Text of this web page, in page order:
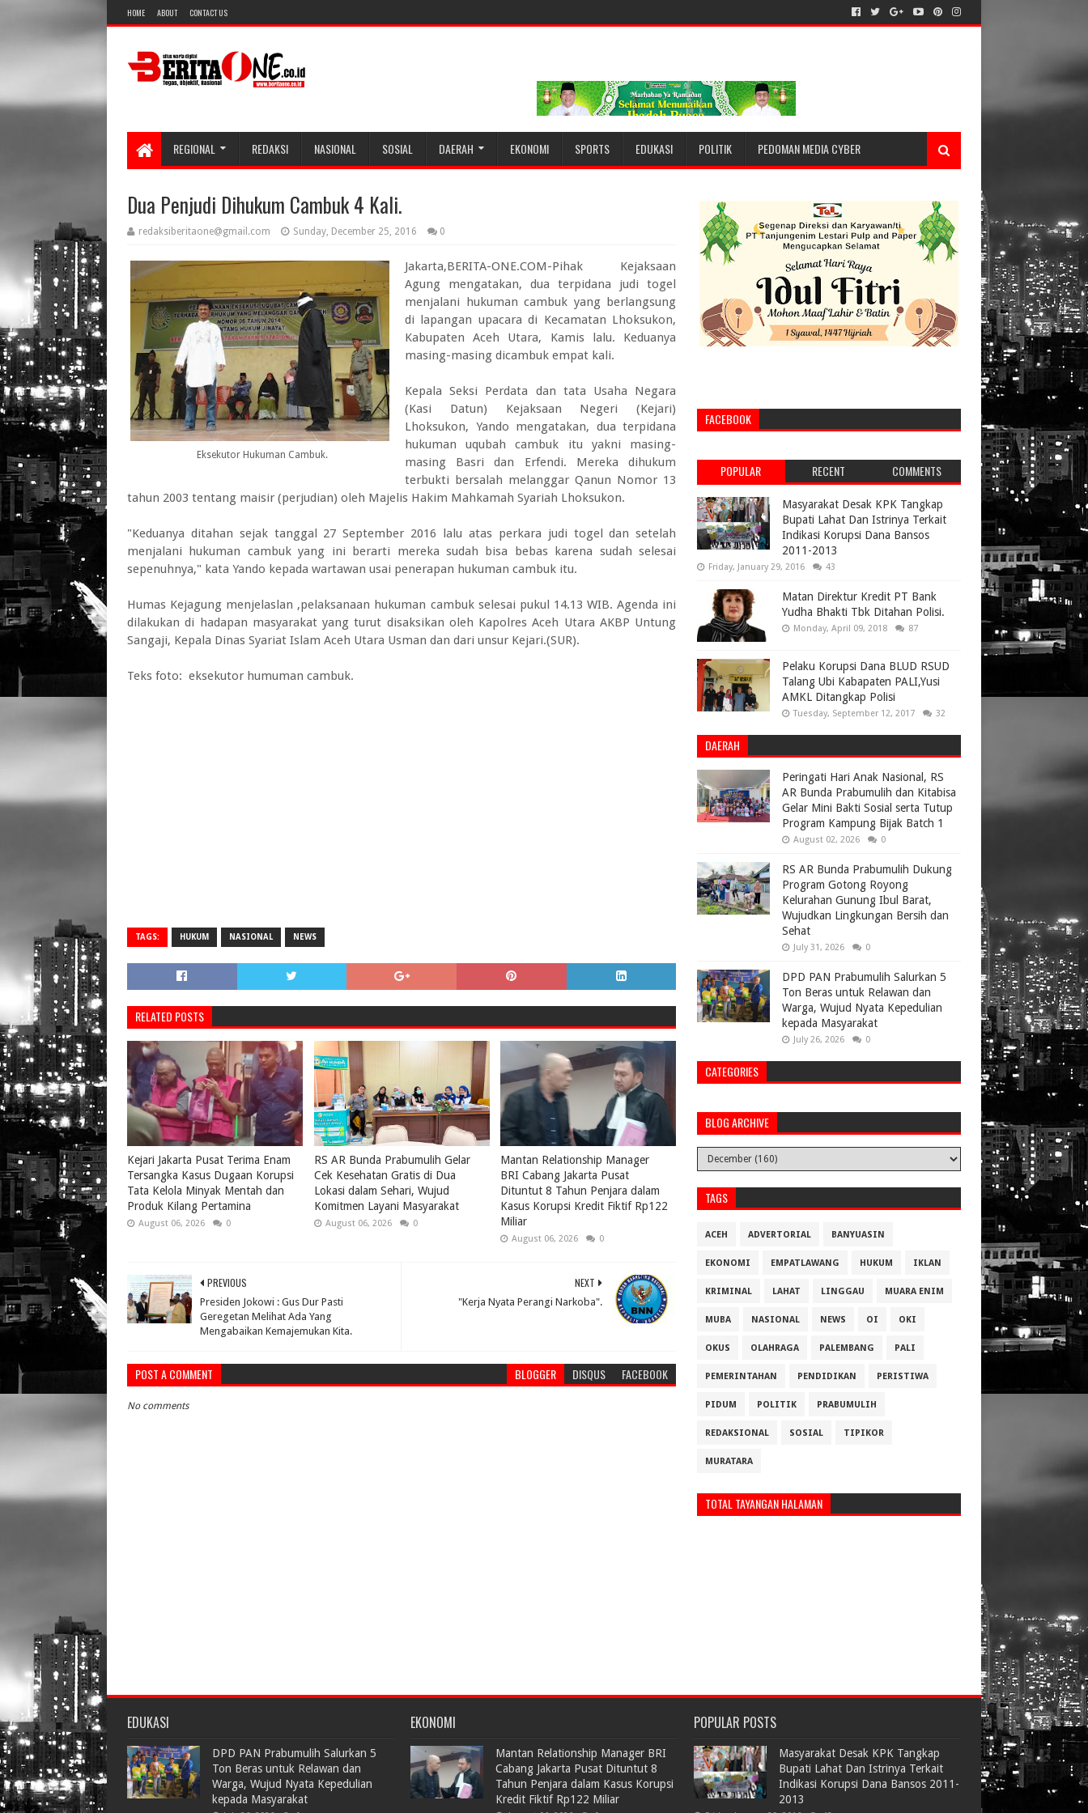
HOME ABOUT CONTACT US
REGIONAL REDAKSI NASIONAL SOSIAL DAERAH EKONOMI SPORTS EDUKASI POLITIK PEDOMAN MEDIA CYBER
Dua Penjudi Dihukum Cambuk 4 Kali.
redaksiberitaone@gmail.com Sunday, December 25, 2016 0
Eksekutor Hukuman Cambuk.
Jakarta,BERITA-ONE.COM-Pihak Kejaksaan
Agung mengatakan, dua terpidana judi togel
menjalani hukuman cambuk yang berlangsung
di lapangan upacara di Kecamatan Lhoksukon,
Kabupaten Aceh Utara, Kamis lalu. Keduanya
masing-masing dicambuk empat kali.
Kepala Seksi Perdata dan tata Usaha Negara
(Kasi Datun) Kejaksaan Negeri (Kejari)
Lhoksukon, Yando mengatakan, dua terpidana
hukuman uqubah cambuk itu yakni masing-
masing Basri dan Erfendi. Mereka dihukum
terbukti bersalah melanggar Qanun Nomor 13
tahun 2003 tentang maisir (perjudian) oleh Majelis Hakim Mahkamah Syariah Lhoksukon.
"Keduanya ditahan sejak tanggal 27 September 2016 lalu atas perkara judi togel dan setelah
menjalani hukuman cambuk yang ini berarti mereka sudah bisa bebas karena sudah selesai
sepenuhnya," kata Yando kepada wartawan usai penerapan hukuman cambuk itu.
Humas Kejagung menjelaslan ,pelaksanaan hukuman cambuk selesai pukul 14.13 WIB. Agenda ini
dilakukan di hadapan masyarakat yang turut disaksikan oleh Kapolres Aceh Utara AKBP Untung
Sangaji, Kepala Dinas Syariat Islam Aceh Utara Usman dan dari unsur Kejari.(SUR).
Teks foto: eksekutor humuman cambuk.
TAGS: HUKUM NASIONAL NEWS
RELATED POSTS
Kejari Jakarta Pusat Terima Enam
Tersangka Kasus Dugaan Korupsi
Tata Kelola Minyak Mentah dan
Produk Kilang Pertamina
August 06, 2026 0
RS AR Bunda Prabumulih Gelar
Cek Kesehatan Gratis di Dua
Lokasi dalam Sehari, Wujud
Komitmen Layani Masyarakat
August 06, 2026 0
Mantan Relationship Manager
BRI Cabang Jakarta Pusat
Dituntut 8 Tahun Penjara dalam
Kasus Korupsi Kredit Fiktif Rp122
Miliar
August 06, 2026 0
NEXT
"Kerja Nyata Perangi Narkoba".
PREVIOUS
Presiden Jokowi : Gus Dur Pasti
Geregetan Melihat Ada Yang
Mengabaikan Kemajemukan Kita.
POST A COMMENT BLOGGER DISQUS FACEBOOK
No comments
FACEBOOK
POPULAR RECENT COMMENTS
Masyarakat Desak KPK Tangkap
Bupati Lahat Dan Istrinya Terkait
Indikasi Korupsi Dana Bansos
2011-2013
Friday, January 29, 2016 43
Matan Direktur Kredit PT Bank
Yudha Bhakti Tbk Ditahan Polisi.
Monday, April 09, 2018 87
Pelaku Korupsi Dana BLUD RSUD
Talang Ubi Kabapaten PALI,Yusi
AMKL Ditangkap Polisi
Tuesday, September 12, 2017 32
DAERAH
Peringati Hari Anak Nasional, RS
AR Bunda Prabumulih dan Kitabisa
Gelar Mini Bakti Sosial serta Tutup
Program Kampung Bijak Batch 1
August 02, 2026 0
RS AR Bunda Prabumulih Dukung
Program Gotong Royong
Kelurahan Gunung Ibul Barat,
Wujudkan Lingkungan Bersih dan
Sehat
July 31, 2026 0
DPD PAN Prabumulih Salurkan 5
Ton Beras untuk Relawan dan
Warga, Wujud Nyata Kepedulian
kepada Masyarakat
July 26, 2026 0
CATEGORIES
BLOG ARCHIVE
TAGS
ACEH ADVERTORIAL BANYUASIN
EKONOMI EMPATLAWANG HUKUM IKLAN
KRIMINAL LAHAT LINGGAU MUARA ENIM
MUBA NASIONAL NEWS OI OKI
OKUS OLAHRAGA PALEMBANG PALI
PEMERINTAHAN PENDIDIKAN PERISTIWA
PIDUM POLITIK PRABUMULIH
REDAKSIONAL SOSIAL TIPIKOR
MURATARA
TOTAL TAYANGAN HALAMAN
EDUKASI
DPD PAN Prabumulih Salurkan 5
Ton Beras untuk Relawan dan
Warga, Wujud Nyata Kepedulian
kepada Masyarakat
EKONOMI
Mantan Relationship Manager BRI
Cabang Jakarta Pusat Dituntut 8
Tahun Penjara dalam Kasus Korupsi
Kredit Fiktif Rp122 Miliar
POPULAR POSTS
Masyarakat Desak KPK Tangkap
Bupati Lahat Dan Istrinya Terkait
Indikasi Korupsi Dana Bansos 2011-
2013